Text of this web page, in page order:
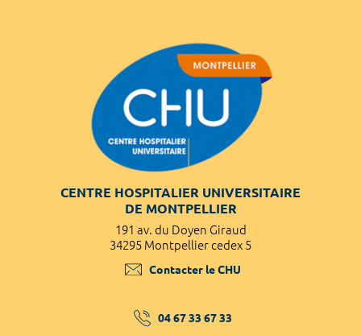
CENTRE HOSPITALIER UNIVERSITAIRE
DE MONTPELLIER
191 av. du Doyen Giraud
34295 Montpellier cedex 5
Contacter le CHU
04 67 33 67 33